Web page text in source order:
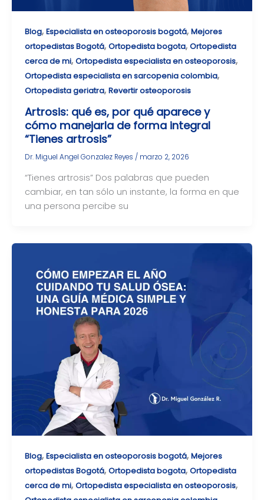
Blog, Especialista en osteoporosis bogotá, Mejores
ortopedistas Bogotá, Ortopedista bogota, Ortopedista
cerca de mi, Ortopedista especialista en osteoporosis,
Ortopedista especialista en sarcopenia colombia,
Ortopedista geriatra, Revertir osteoporosis
Artrosis: qué es, por qué aparece y
cómo manejarla de forma integral
“Tienes artrosis”
Dr. Miguel Angel Gonzalez Reyes / marzo 2, 2026
“Tienes artrosis” Dos palabras que pueden
cambiar, en tan sólo un instante, la forma en que
una persona percibe su
Blog, Especialista en osteoporosis bogotá, Mejores
ortopedistas Bogotá, Ortopedista bogota, Ortopedista
cerca de mi, Ortopedista especialista en osteoporosis,